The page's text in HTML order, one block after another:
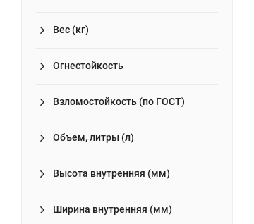
Вес (кг)
Огнестойкость
Взломостойкость (по ГОСТ)
Объем, литры (л)
Высота внутренняя (мм)
Ширина внутренняя (мм)